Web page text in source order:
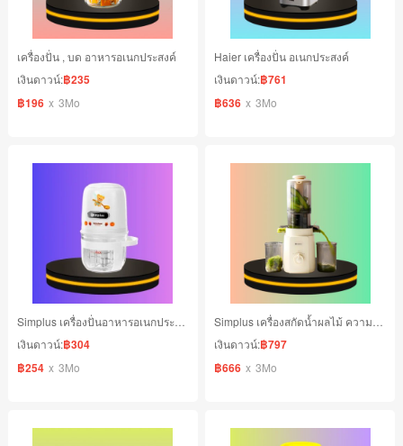
เครื่องปั่น , บด อาหารอเนกประสงค์
เงินดาวน์:฿235
฿196 x 3Mo
Haier เครื่องปั่น อเนกประสงค์
เงินดาวน์:฿761
฿636 x 3Mo
เงินดาวน์:฿304
฿254 x 3Mo
เงินดาวน์:฿797
฿666 x 3Mo